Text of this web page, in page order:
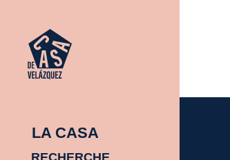
LA CASA
RECHERCHE